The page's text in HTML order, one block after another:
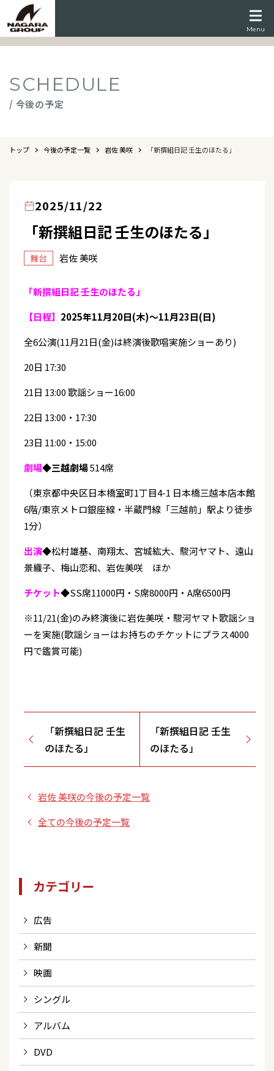
Menu
SCHEDULE
/ 今後の予定
トップ 今後の予定一覧 岩佐 美咲 「新撰組日記 壬生のほたる」
2025/11/22
「新撰組日記 壬生のほたる」
舞台 岩佐 美咲
「新撰組日記 壬生のほたる」
【日程】 2025年11月20日(木)～11月23日(日)
全6公演(11月21日(金)は終演後歌唱実施ショーあり)
20日 17:30
21日 13:00 歌謡ショー16:00
22日 13:00・17:30
23日 11:00・15:00
劇場◆三越劇場514席
（東京都中央区日本橋室町1丁目4-1 日本橋三越本店本館
6階/東京メトロ銀座線・半蔵門線「三越前」駅より徒歩
1分）
出演◆松村雄基、南翔太、宮城紘大、駿河ヤマト、遠山
景織子、梅山恋和、岩佐美咲 ほか
チケット◆SS席11000円・S席8000円・A席6500円
※11/21(金)のみ終演後に岩佐美咲・駿河ヤマト歌謡ショ
ーを実施(歌謡ショーはお持ちのチケットにプラス4000
円で鑑賞可能)
「新撰組日記 壬生
のほたる」
「新撰組日記 壬生
のほたる」
岩佐 美咲の今後の予定一覧
全ての今後の予定一覧
カテゴリー
広告
新聞
映画
シングル
アルバム
DVD